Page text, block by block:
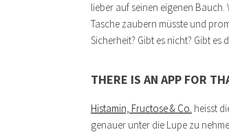
lieber auf seinen eigenen
Tasche zaubern müsste und
Sicherheit? Gibt es nicht? Gibt es
THERE IS AN APP FOR
Histamin, Fructose & Co. heisst
genauer unter die Lupe zu